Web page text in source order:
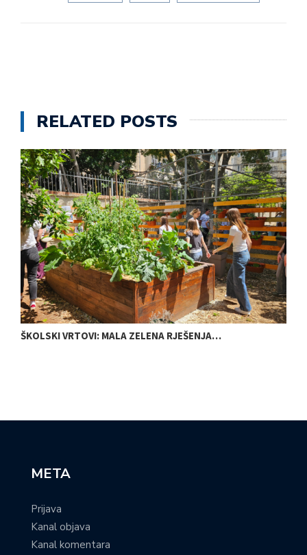
RELATED POSTS
ŠKOLSKI VRTOVI: MALA ZELENA RJEŠENJA…
META
Prijava
Kanal objava
Kanal komentara